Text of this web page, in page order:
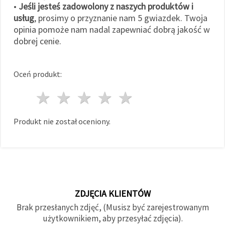
• Jeśli jesteś zadowolony z naszych produktów i
usług, prosimy o przyznanie nam 5 gwiazdek. Twoja
opinia pomoże nam nadal zapewniać dobrą jakość w
dobrej cenie.
Oceń produkt:
4 gwiazdy
3 gwiazdy
2 gwiazdy
1 gwiazda
Produkt nie został oceniony.
ZDJĘCIA KLIENTÓW
Brak przesłanych zdjęć, (Musisz być zarejestrowanym
użytkownikiem, aby przesyłać zdjęcia).